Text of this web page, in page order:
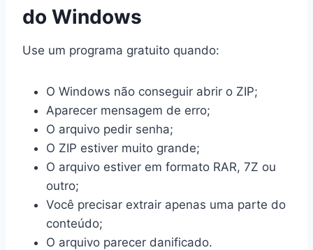
do Windows
Use um programa gratuito quando:
O Windows não conseguir abrir o ZIP;
Aparecer mensagem de erro;
O arquivo pedir senha;
O ZIP estiver muito grande;
O arquivo estiver em formato RAR, 7Z ou
outro;
Você precisar extrair apenas uma parte do
conteúdo;
O arquivo parecer danificado.